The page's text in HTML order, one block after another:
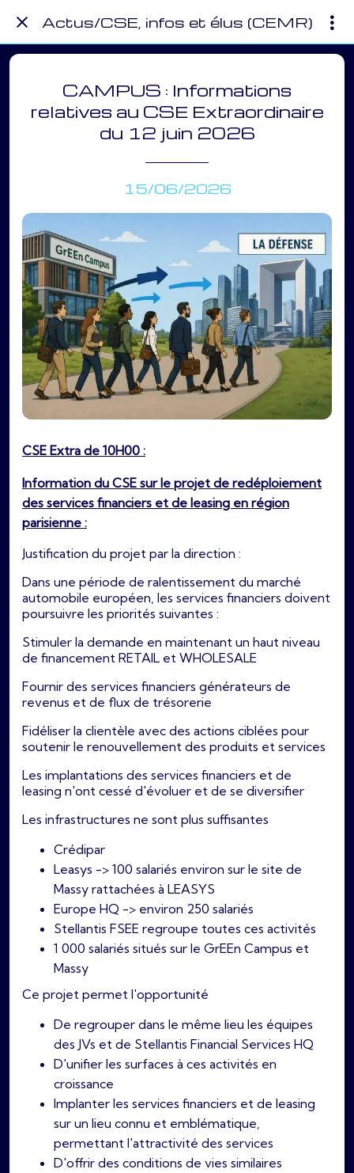
Actus/CSE, infos et élus (CEMR)
CAMPUS : Informations
relatives au CSE Extraordinaire
du 12 juin 2026
15/06/2026
CSE Extra de 10H00 :
Information du CSE sur le projet de redéploiement
des services financiers et de leasing en région
parisienne :
Justification du projet par la direction :
Dans une période de ralentissement du marché
automobile européen, les services financiers doivent
poursuivre les priorités suivantes :
Stimuler la demande en maintenant un haut niveau
de financement RETAIL et WHOLESALE
Fournir des services financiers générateurs de
revenus et de flux de trésorerie
Fidéliser la clientèle avec des actions ciblées pour
soutenir le renouvellement des produits et services
Les implantations des services financiers et de
leasing n'ont cessé d'évoluer et de se diversifier
Les infrastructures ne sont plus suffisantes
Crédipar
Leasys -> 100 salariés environ sur le site de
Massy rattachées à LEASYS
Europe HQ -> environ 250 salariés
Stellantis FSEE regroupe toutes ces activités
1 000 salariés situés sur le GrEEn Campus et
Massy
Ce projet permet l'opportunité
De regrouper dans le même lieu les équipes
des JVs et de Stellantis Financial Services HQ
D'unifier les surfaces à ces activités en
croissance
Implanter les services financiers et de leasing
sur un lieu connu et emblématique,
permettant l'attractivité des services
D'offrir des conditions de vies similaires